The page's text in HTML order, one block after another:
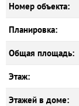
Номер объекта:
Планировка:
Общая площадь:
Этаж:
Этажей в доме: